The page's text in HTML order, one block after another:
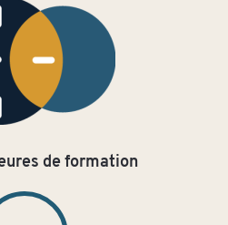
de formation